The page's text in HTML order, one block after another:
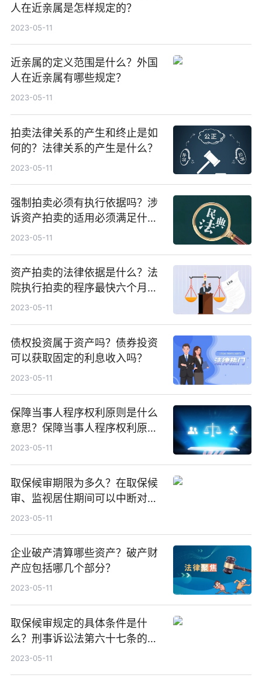
人在近亲属是怎样规定的？
2023-05-11
近亲属的定义范围是什么？外国
人在近亲属有哪些规定？
2023-05-11
拍卖法律关系的产生和终止是如
何的？法律关系的产生是什么？
2023-05-11
强制拍卖必须有执行依据吗？涉
诉资产拍卖的适用必须满足什么
前提条件？
2023-05-11
资产拍卖的法律依据是什么？法
院执行拍卖的程序最快六个月
吗？
2023-05-11
债权投资属于资产吗？债券投资
可以获取固定的利息收入吗？
2023-05-11
保障当事人程序权利原则是什么
意思？保障当事人程序权利原则
如何理解呢？
2023-05-11
取保候审期限为多久？在取保候
审、监视居住期间可以中断对案
件的侦查吗？
2023-05-11
企业破产清算哪些资产？破产财
产应包括哪几个部分？
2023-05-11
取保候审规定的具体条件是什
么？刑事诉讼法第六十七条的内
容是什么？
2023-05-11